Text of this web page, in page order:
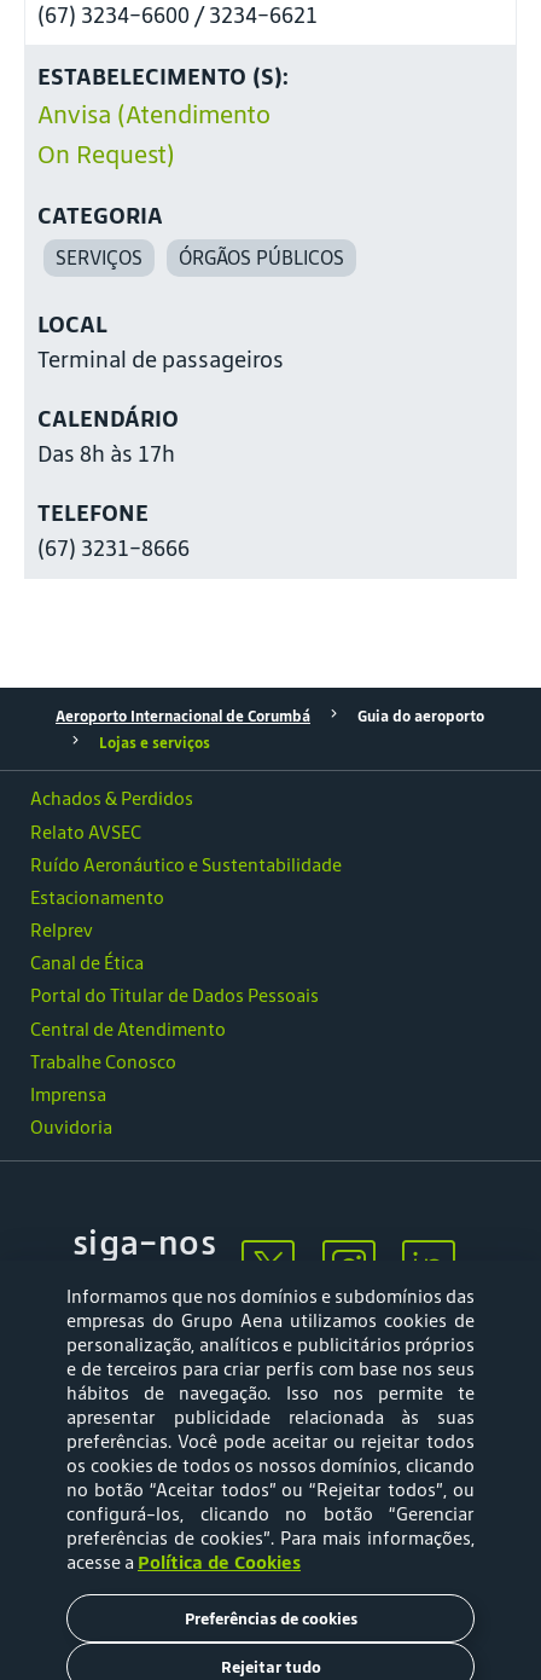
(67) 3234-6600 / 3234-6621
ESTABELECIMENTO (S):
Anvisa (Atendimento
On Request)
CATEGORIA
SERVIÇOS ÓRGÃOS PÚBLICOS
LOCAL
Terminal de passageiros
CALENDÁRIO
Das 8h às 17h
TELEFONE
(67) 3231-8666
Aeroporto Internacional de Corumbá
Guia do aeroporto
Lojas e serviços
Ouvidoria
Achados & Perdidos
Relato AVSEC
Ruído Aeronáutico e Sustentabilidade
Estacionamento
Relprev
Canal de Ética
Portal do Titular de Dados Pessoais
Central de Atendimento
Trabalhe Conosco
Imprensa
siga-nos
Mapa web
Política de
Privacidade
Política de Cookies
Termos e Condições
de Uso
Tarifas
Informamos que nos domínios e subdomínios das
empresas do Grupo Aena utilizamos cookies de
personalização, analíticos e publicitários próprios
e de terceiros para criar perfis com base nos seus
hábitos de navegação. Isso nos permite te
apresentar publicidade relacionada às suas
preferências. Você pode aceitar ou rejeitar todos
os cookies de todos os nossos domínios, clicando
no botão “Aceitar todos” ou “Rejeitar todos”, ou
configurá-los, clicando no botão “Gerenciar
preferências de cookies”. Para mais informações,
acesse a Política de Cookies
Preferências de cookies
Rejeitar tudo